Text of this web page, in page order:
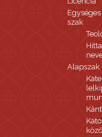
szak
Alapszak